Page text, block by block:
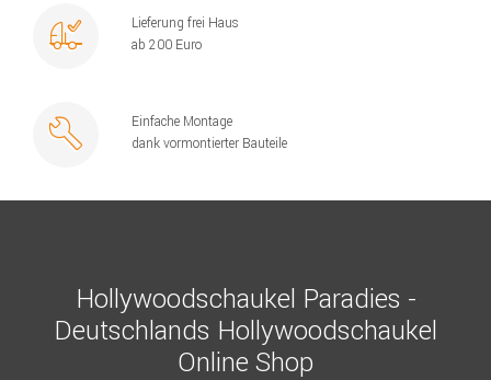
Lieferung frei Haus
ab 200 Euro
Einfache Montage
dank vormontierter Bauteile
Hollywoodschaukel Paradies -
Deutschlands Hollywoodschaukel
Online Shop